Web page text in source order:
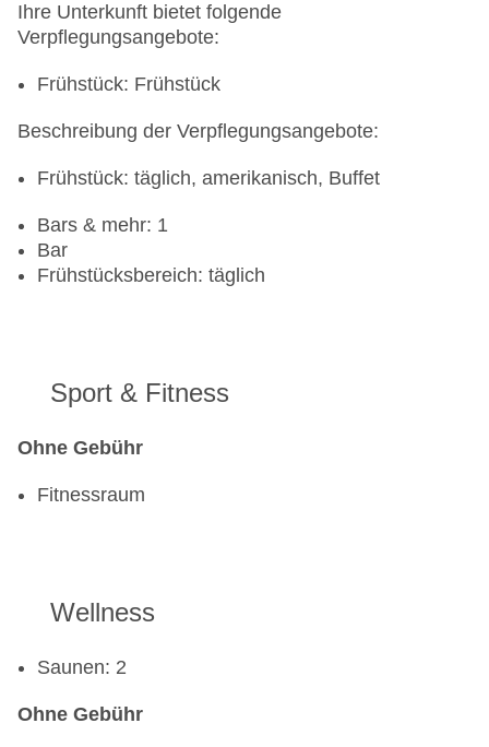
Ihre Unterkunft bietet folgende
Verpflegungsangebote:
Frühstück: Frühstück
Beschreibung der Verpflegungsangebote:
Frühstück: täglich, amerikanisch, Buffet
Bars & mehr: 1
Bar
Frühstücksbereich: täglich
Sport & Fitness
Ohne Gebühr
Fitnessraum
Wellness
Saunen: 2
Ohne Gebühr